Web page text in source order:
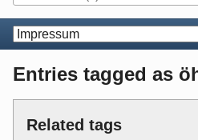
Navigation
Entries tagged as
Related tags